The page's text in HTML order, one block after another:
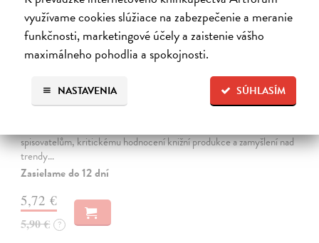
využívame cookies slúžiace na zabezpečenie a meranie
funkčnosti, marketingové účely a zaistenie vášho
maximálneho pohodlia a spokojnosti.
SÚHLASÍM
NASTAVENIA
Host 5/2026
kolektív autorov| Časopis
spisovatelům, kritickému hodnocení knižní produkce a zamyšlení nad
trendy…
Zasielame do 12 dní
5,72 €
5,90 € ?